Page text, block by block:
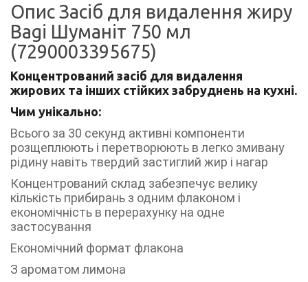
Опис Засіб для видалення жиру
Bagi Шуманіт 750 мл
(7290003395675)
Концентрований засіб для видалення
жирових та інших стійких забруднень на кухні.
Чим унікально:
Всього за 30 секунд активні компоненти
розщеплюють і перетворюють в легко змивану
рідину навіть твердий застиглий жир і нагар
Концентрований склад забезпечує велику
кількість прибирань з одним флаконом і
економічність в перерахунку на одне
застосування
Економічний формат флакона
З ароматом лимона